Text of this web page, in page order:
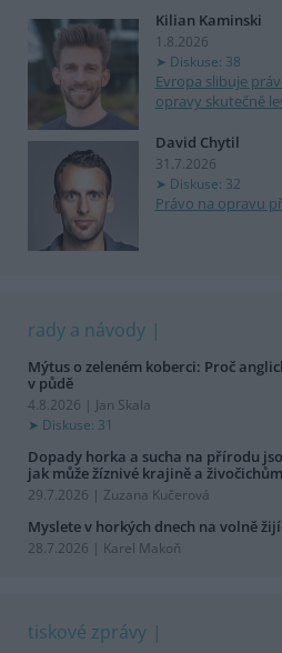
Kilian Kaminski
1.8.2026
Diskuse: 38
Evropa slibuje
opravy skutečně
David Chytil
31.7.2026
Diskuse: 32
Právo na opravu
rady a návody
Mýtus o zeleném koberci: Proč
v půdě
4.8.2026 | Jan Skala
Diskuse: 31
Dopady horka a sucha na přírodu
jak může žíznivé krajině a
29.7.2026 | Zuzana Kučerová
Myslete v horkých dnech na volně
28.7.2026 | Karel Makoň
tiskové zprávy